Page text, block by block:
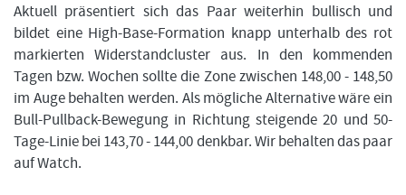
Aktuell präsentiert sich das Paar weiterhin bullisch und
bildet eine High-Base-Formation knapp unterhalb des rot
markierten Widerstandcluster aus. In den kommenden
Tagen bzw. Wochen sollte die Zone zwischen 148,00 - 148,50
im Auge behalten werden. Als mögliche Alternative wäre ein
Bull-Pullback-Bewegung in Richtung steigende 20 und 50-
Tage-Linie bei 143,70 - 144,00 denkbar. Wir behalten das paar
auf Watch.